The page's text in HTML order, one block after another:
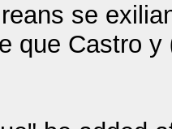
se
que Castro y